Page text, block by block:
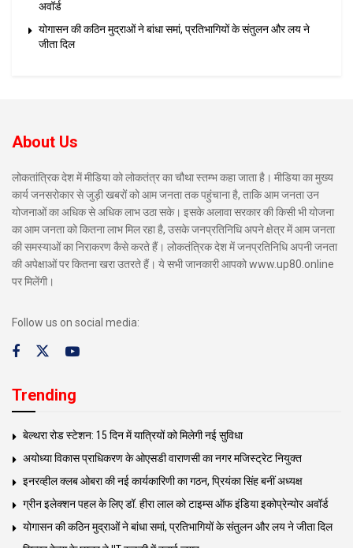
अवॉर्ड
योगासन की कठिन मुद्राओं ने बांधा समां, प्रतिभागियों के संतुलन और लय ने
जीता दिल
About Us
लोकतांत्रिक देश में मीडिया को लोकतंत्र का चौथा स्तम्भ कहा जाता है। मीडिया का मुख्य
कार्य जनसरोकार से जुड़ी खबरों को आम जनता तक पहुंचाना है, ताकि आम जनता उन
योजनाओं का अधिक से अधिक लाभ उठा सके। इसके अलावा सरकार की किसी भी योजना
का आम जनता को कितना लाभ मिल रहा है, उसके जनप्रतिनिधि अपने क्षेत्र में आम जनता
की समस्याओं का निराकरण कैसे करते हैं। लोकतंत्रिक देश में जनप्रतिनिधि अपनी जनता
की अपेक्षाओं पर कितना खरा उतरते हैं। ये सभी जानकारी आपको www.up80.online
पर मिलेंगी।
Follow us on social media:
Trending
बेल्थरा रोड स्टेशन: 15 दिन में यात्रियों को मिलेगी नई सुविधा
अयोध्या विकास प्राधिकरण के ओएसडी वाराणसी का नगर मजिस्ट्रेट नियुक्त
इनरव्हील क्लब ओबरा की नई कार्यकारिणी का गठन, प्रियंका सिंह बनीं अध्यक्ष
ग्रीन इलेक्शन पहल के लिए डॉ. हीरा लाल को टाइम्स ऑफ इंडिया इकोप्रेन्योर अवॉर्ड
योगासन की कठिन मुद्राओं ने बांधा समां, प्रतिभागियों के संतुलन और लय ने जीता दिल